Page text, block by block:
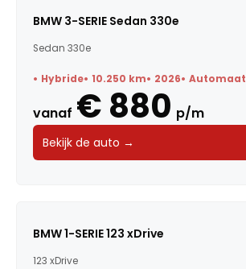
BMW 3-SERIE Sedan 330e
Sedan 330e
Hybride 10.250 km 2026 Automaat
vanaf € 880 p/m
Bekijk de auto →
BMW 1-SERIE 123 xDrive
123 xDrive